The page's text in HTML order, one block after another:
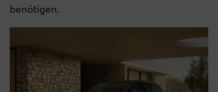
benötigen.